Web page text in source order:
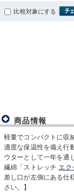
比較対象にする
商品情報
軽量でコンパクトに収
適度な保温性を備え行
ウターとして一年を通
繊綿「ストレッチ エ
差し口が左側にある仕
さい。】